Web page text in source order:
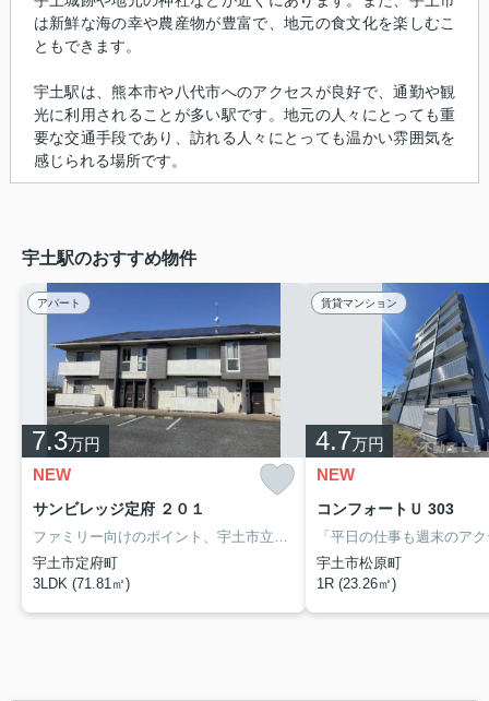
は新鮮な海の幸や農産物が豊富で、地元の食文化を楽しむこ
ともできます。
宇土駅は、熊本市や八代市へのアクセスが良好で、通勤や観
光に利用されることが多い駅です。地元の人々にとっても重
要な交通手段であり、訪れる人々にとっても温かい雰囲気を
感じられる場所です。
宇土駅のおすすめ物件
アパート
7.3万円
NEW
サンビレッジ定府 ２０１
宇土市定府町
3LDK (71.81㎡)
賃貸マンション
4.7万円
NEW
コンフォートＵ 303
宇土市松原町
1R (23.26㎡)